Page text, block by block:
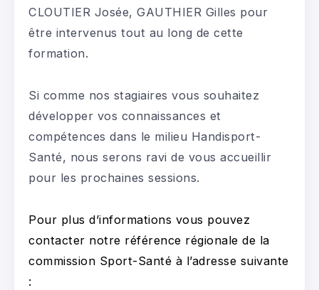
CLOUTIER Josée, GAUTHIER Gilles pour
être intervenus tout au long de cette
formation.
Si comme nos stagiaires vous souhaitez
développer vos connaissances et
compétences dans le milieu Handisport-
Santé, nous serons ravi de vous accueillir
pour les prochaines sessions.
Pour plus d’informations vous pouvez
contacter notre référence régionale de la
commission Sport-Santé à l’adresse suivante
: